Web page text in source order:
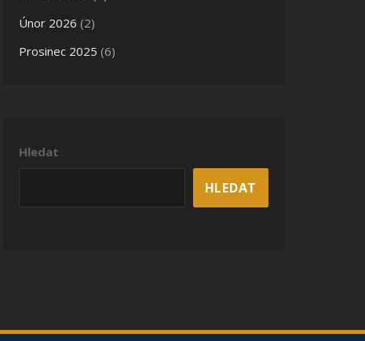
Únor 2026 (2)
Prosinec 2025 (6)
Hledat
HLEDAT